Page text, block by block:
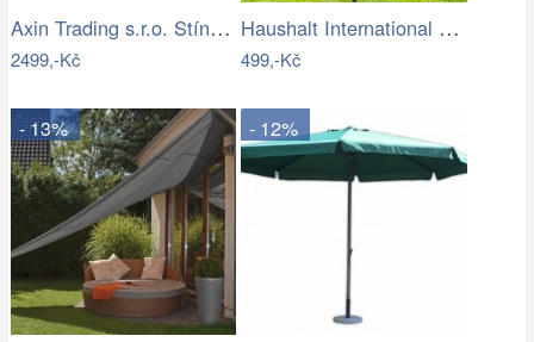
Axin Trading s.r.o. Stínící plachta…
2499,-Kč
Haushalt International Ochranný obal na…
499,-Kč
- 13% - 12%